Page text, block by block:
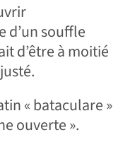
souffle
d’être à moitié
« bataculare »
ouverte ».